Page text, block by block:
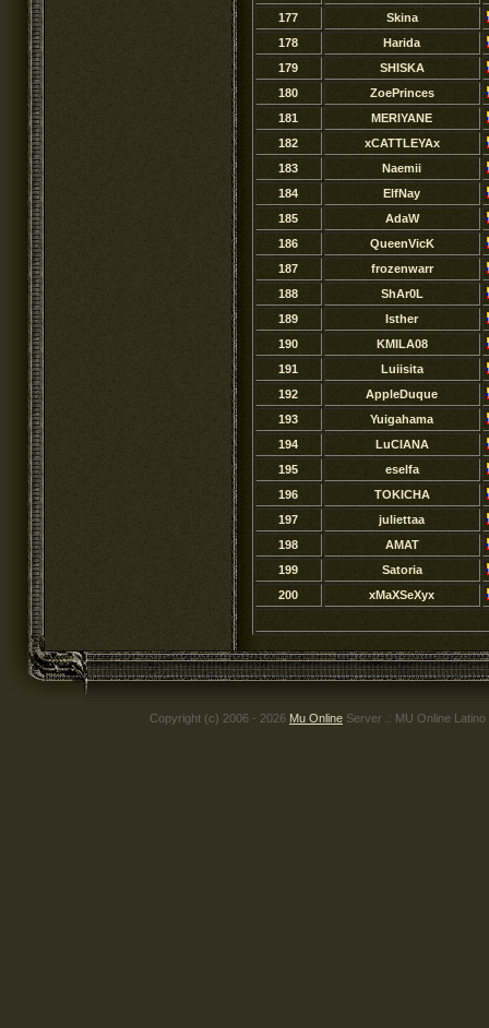
177
Skina
178
Harida
179
SHISKA
180
ZoePrinces
181
MERIYANE
182
xCATTLEYAx
183
Naemii
184
ElfNay
185
AdaW
186
QueenVicK
187
frozenwarr
188
ShAr0L
189
Isther
190
KMILA08
191
Luiisita
192
AppleDuque
193
Yuigahama
194
LuCIANA
195
eselfa
196
TOKICHA
197
juliettaa
198
AMAT
199
Satoria
200
xMaXSeXyx
Copyright (c) 2006 - 2026 Mu Online Server .: MU Online